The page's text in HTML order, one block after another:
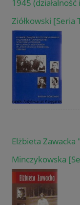
1945
Ziółkowski [Seria
Elżbieta
Minczykowska